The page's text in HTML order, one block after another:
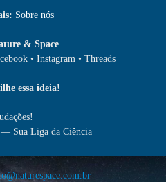
Sobre nós
& Space
• Instagram • Threads
essa ideia!
Sua Liga da Ciência